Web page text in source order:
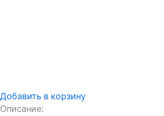
Добавить в корзину
Описание: